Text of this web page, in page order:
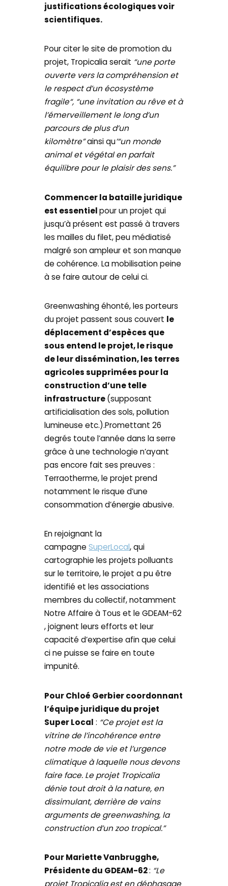
justifications écologiques voir
scientifiques.
Pour citer le site de promotion du
projet, Tropicalia serait “une porte
ouverte vers la compréhension et
le respect d’un écosystème
fragile“, “une invitation au rêve et à
l’émerveillement le long d’un
parcours de plus d’un
kilomètre”ainsi qu’“un monde
animal et végétal en parfait
équilibre pour le plaisir des sens.”
Commencer la bataille juridique
est essentielpour un projet qui
jusqu’à présent est passé à travers
les mailles du filet, peu médiatisé
malgré son ampleur et son manque
de cohérence. La mobilisation peine
à se faire autour de celui ci.
Greenwashing éhonté, les porteurs
du projet passent sous couvert le
déplacement d’espèces que
sous entend le projet, le risque
de leur dissémination, les terres
agricoles supprimées pour la
construction d’une telle
infrastructure(supposant
artificialisation des sols, pollution
lumineuse etc.).Promettant 26
degrés toute l’année dans la serre
grâce à une technologie n’ayant
pas encore fait ses preuves :
Terraotherme, le projet prend
notamment le risque d’une
consommation d’énergie abusive.
En rejoignant la
campagneSuperLocal, qui
cartographie les projets polluants
sur le territoire, le projet a pu être
identifié et les associations
membres du collectif, notamment
Notre Affaire à Tous et le GDEAM-62
, joignent leurs efforts et leur
capacité d’expertise afin que celui
ci ne puisse se faire en toute
impunité.
Pour Chloé Gerbier coordonnant
l’équipe juridique du projet
Super Local : “Ce projet est la
vitrine de l’incohérence entre
notre mode de vie et l’urgence
climatique à laquelle nous devons
faire face. Le projet Tropicalia
dénie tout droit à la nature, en
dissimulant, derrière de vains
arguments de greenwashing, la
construction d’un zoo tropical.”
Pour Mariette Vanbrugghe,
Présidente du GDEAM-62: “Le
projet Tropicalia est en déphasage